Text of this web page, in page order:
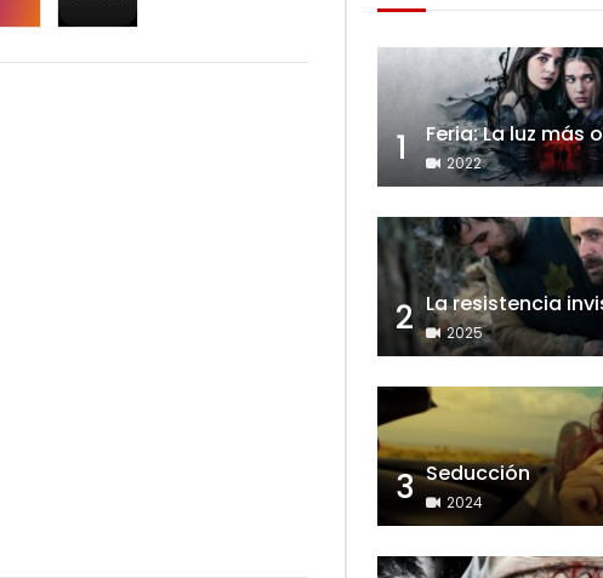
1 Feria: La luz más
2022
2 La resistencia
2025
3 Seducción
2024